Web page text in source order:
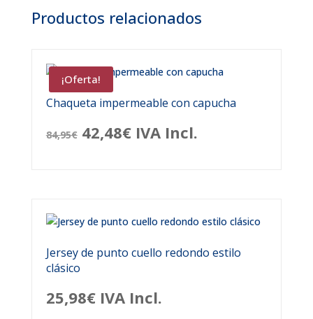
Productos relacionados
¡Oferta!
Chaqueta impermeable con capucha
84,95€ El
42,48€ElIVA Incl.
Jersey de punto cuello redondo estilo
clásico
25,98€ IVA Incl.